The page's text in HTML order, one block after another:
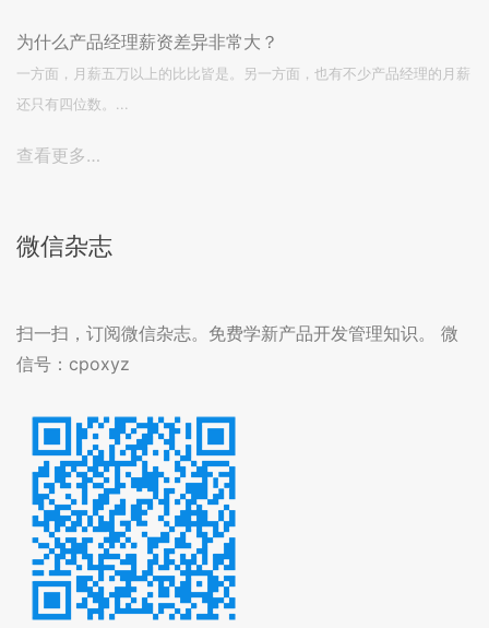
为什么产品经理薪资差异非常大？
一方面，月薪五万以上的比比皆是。另一方面，也有不少产品经理的月薪
还只有四位数。...
查看更多…
微信杂志
扫一扫，订阅微信杂志。免费学新产品开发管理知识。 微
信号：cpoxyz